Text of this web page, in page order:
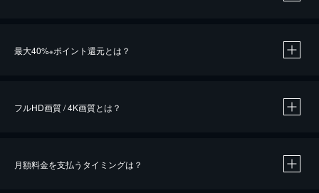
最大40%※ポイント還元とは？
※40％ポイント還元の対象は、クレジットカード決済による作品の購入 / レンタルです。
フルHD画質 / 4K画質とは？
月額料金を支払うタイミングは？